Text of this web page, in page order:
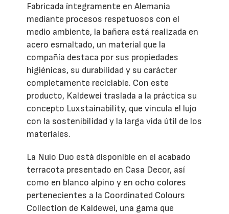
Fabricada íntegramente en Alemania
mediante procesos respetuosos con el
medio ambiente, la bañera está realizada en
acero esmaltado, un material que la
compañía destaca por sus propiedades
higiénicas, su durabilidad y su carácter
completamente reciclable. Con este
producto, Kaldewei traslada a la práctica su
concepto Luxstainability, que vincula el lujo
con la sostenibilidad y la larga vida útil de los
materiales.
La Nuio Duo está disponible en el acabado
terracota presentado en Casa Decor, así
como en blanco alpino y en ocho colores
pertenecientes a la Coordinated Colours
Collection de Kaldewei, una gama que